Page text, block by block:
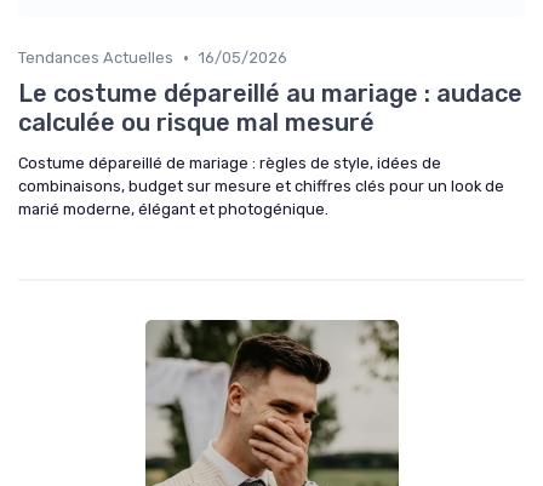
Tendances Actuelles • 16/05/2026
Le costume dépareillé au mariage : audace
calculée ou risque mal mesuré
Costume dépareillé de mariage : règles de style, idées de
combinaisons, budget sur mesure et chiffres clés pour un look de
marié moderne, élégant et photogénique.